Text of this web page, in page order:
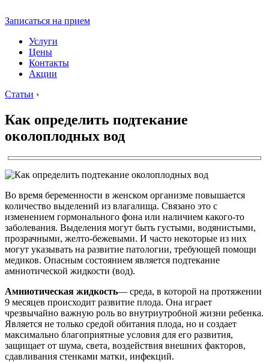
Записаться на прием
Услуги
Цены
Контакты
Акции
Статьи ›
Как определить подтекание
околоплодных вод
Во время беременности в женском организме повышается
количество выделений из влагалища. Связано это с
изменением гормонального фона или наличием какого-то
заболевания. Выделения могут быть густыми, водянистыми,
прозрачными, желто-бежевыми. И часто некоторые из них
могут указывать на развитие патологии, требующей помощи
медиков. Опасным состоянием является подтекание
амниотической жидкости (вод).
Амниотическая жидкость— среда, в которой на протяжении
9 месяцев происходит развитие плода. Она играет
чрезвычайно важную роль во внутриутробной жизни ребенка.
Является не только средой обитания плода, но и создает
максимально благоприятные условия для его развития,
защищает от шума, света, воздействия внешних факторов,
сдавливания стенками матки, инфекций.